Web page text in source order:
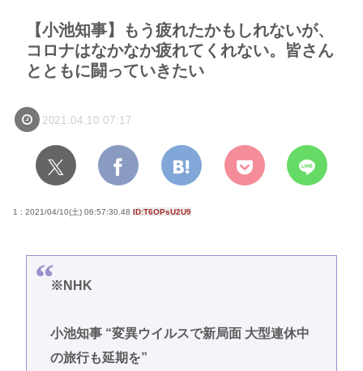
【小池知事】もう疲れたかもしれないが、
コロナはなかなか疲れてくれない。皆さん
とともに闘っていきたい
2021.04.10 07:17
1 : 2021/04/10(土) 06:57:30.48 ID:T6OPsU2U9
※NHK
小池知事 “変異ウイルスで新局面 大型連休中
の旅行も延期を”